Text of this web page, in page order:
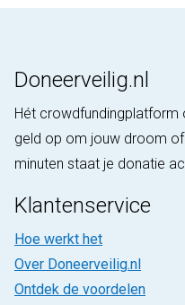
Doneerveilig.nl
Hét crowdfundingplatform
geld op om jouw droom of
minuten staat je donatie
Klantenservice
Hoe werkt het
Over Doneerveilig.nl
Ontdek de voordelen